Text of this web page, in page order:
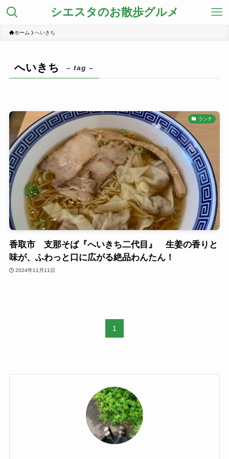
シエスタのお散歩グルメ
ホーム へいきち
へいきち – tag –
ランチ
香取市 支那そば『へいきち二代目』 生姜の香りと
味が、ふわっと口に広がる絶品わんたん！
2024年11月11日
1